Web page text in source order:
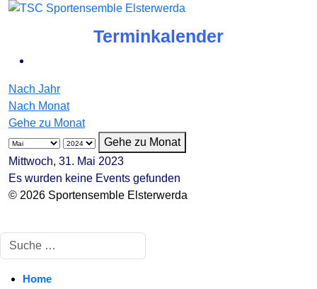
Terminkalender
Nach Jahr
Nach Monat
Gehe zu Monat
Gehe zu Monat
Mittwoch, 31. Mai 2023
Es wurden keine Events gefunden
© 2026 Sportensemble Elsterwerda
Suchen
Home